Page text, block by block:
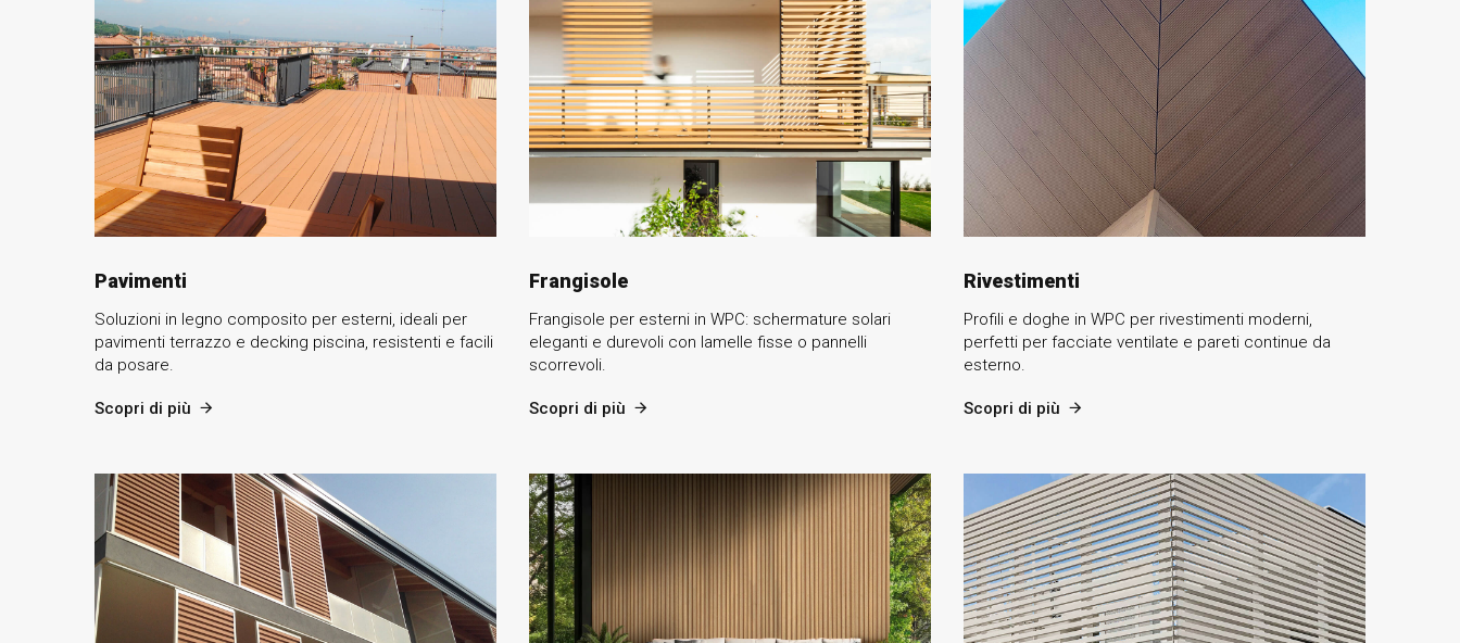
Pavimenti
Soluzioni in legno composito per esterni, ideali per
pavimenti terrazzo e decking piscina, resistenti e facili
da posare.
Scopri di più
Frangisole
Frangisole per esterni in WPC: schermature solari
eleganti e durevoli con lamelle fisse o pannelli
scorrevoli.
Scopri di più
Rivestimenti
Profili e doghe in WPC per rivestimenti moderni,
perfetti per facciate ventilate e pareti continue da
esterno.
Scopri di più